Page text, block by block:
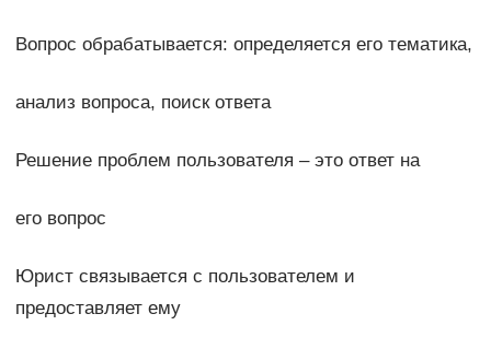
Вопрос обрабатывается: определяется его тематика,
анализ вопроса, поиск ответа
Решение проблем пользователя – это ответ на
его вопрос
Юрист связывается с пользователем и
предоставляет ему